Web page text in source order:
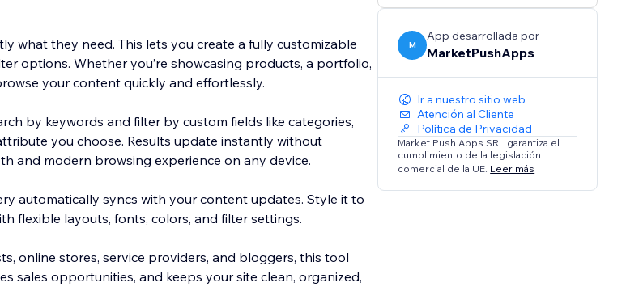
what they need. This lets you create a fully customizable
options. Whether you’re showcasing products, a portfolio,
your content quickly and effortlessly.
by keywords and filter by custom fields like categories,
you choose. Results update instantly without
and modern browsing experience on any device.
automatically syncs with your content updates. Style it to
flexible layouts, fonts, colors, and filter settings.
online stores, service providers, and bloggers, this tool
sales opportunities, and keeps your site clean, organized,
M
App desarrollada por
MarketPushApps
Ir a nuestro sitio web
Atención al Cliente
Política de Privacidad
Market Push Apps SRL garantiza el
cumplimiento de la legislación
comercial de la UE. Leer más